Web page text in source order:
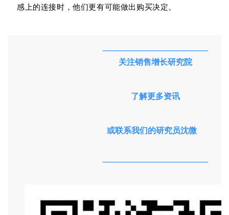
感上的连接时，他们更有可能做出购买决定。
关注销售增长研究院
了解更多资讯
或联系我们的研究员沈微